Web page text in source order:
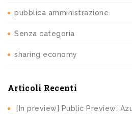
pubblica amministrazione
Senza categoria
sharing economy
Articoli Recenti
[In preview] Public Preview: